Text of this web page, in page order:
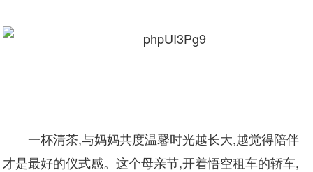
一杯清茶,与妈妈共度温馨时光越长大,越觉得陪伴
才是最好的仪式感。这个母亲节,开着悟空租车的轿车,